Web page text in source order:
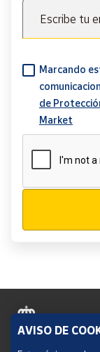
Escribe tu
Marcando
de
Market
AVISO DE